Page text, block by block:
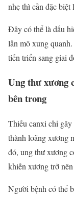
nhẹ thì cần đặc biệt
Đây có thể là dấu
lấn mô xung
tiến triển sang giai
Ung thư xương
bên trong
Thiếu canxi chỉ
thành loãng xương
đó, ung thư xương
khiến xương trở
Người bệnh có thể